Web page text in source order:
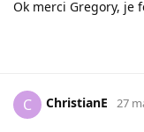
Ok merci Gregory, je
C ChristianE 27